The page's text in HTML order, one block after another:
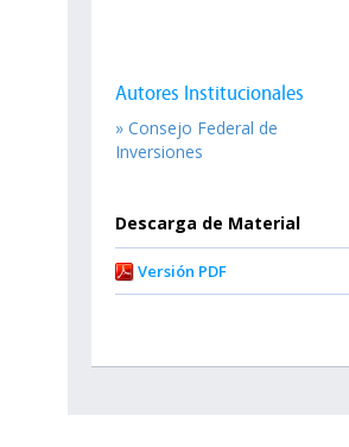
Autores Institucionales
» Consejo Federal de
Inversiones
Descarga de Material
Versión PDF